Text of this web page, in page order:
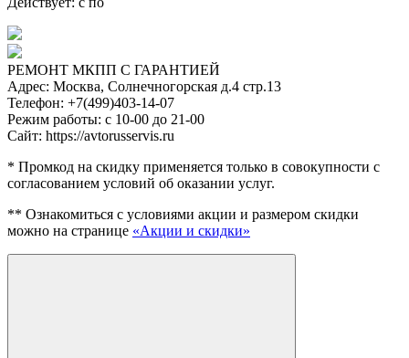
РЕМОНТ МКПП С ГАРАНТИЕЙ
Адрес: Москва, Солнечногорская д.4 стр.13
Телефон: +7(499)403-14-07
Режим работы: с 10-00 до 21-00
Сайт: https://avtorusservis.ru
* Промкод на скидку применяется только в совокупности с
согласованием условий об оказании услуг.
** Ознакомиться с условиями акции и размером скидки
можно на странице «Акции и скидки»